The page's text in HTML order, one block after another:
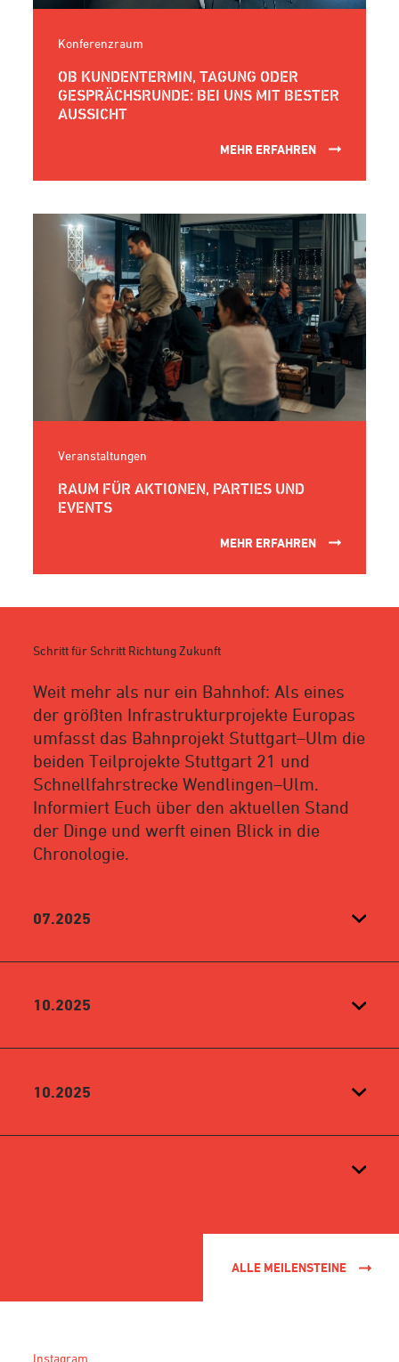
Konferenzraum
OB KUNDENTERMIN, TAGUNG ODER
GESPRÄCHSRUNDE: BEI UNS MIT BESTER
AUSSICHT
MEHR ERFAHREN
Veranstaltungen
RAUM FÜR AKTIONEN, PARTIES UND
EVENTS
MEHR ERFAHREN
Schritt für Schritt Richtung Zukunft
Weit mehr als nur ein Bahnhof: Als eines
der größten Infrastrukturprojekte Europas
umfasst das Bahnprojekt Stuttgart–Ulm die
beiden Teilprojekte Stuttgart 21 und
Schnellfahrstrecke Wendlingen–Ulm.
Informiert Euch über den aktuellen Stand
der Dinge und werft einen Blick in die
Chronologie.
07.2025
10.2025
10.2025
ALLE MEILENSTEINE
Instagram